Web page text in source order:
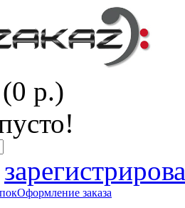
р.)
Оформление заказа